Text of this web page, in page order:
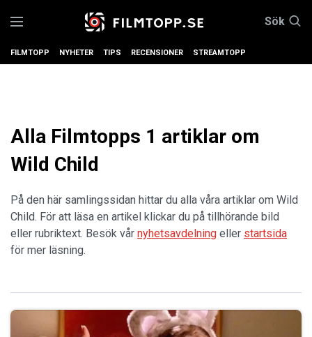
Sök
FILMTOPP NYHETER TIPS RECENSIONER STREAMTOPP
Alla Filmtopps 1 artiklar om
Wild Child
På den här samlingssidan hittar du alla våra artiklar om Wild
Child. För att läsa en artikel klickar du på tillhörande bild
eller rubriktext. Besök vår nyhetsavdelning eller startsida
för mer läsning.